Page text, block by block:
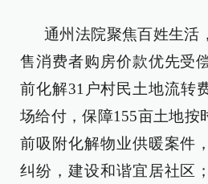
通州法院聚焦百姓生活
售消费者购房价款优先受
前化解31户村民土地流转
场给付，保障155亩土地按
前吸附化解物业供暖案件
纠纷，建设和谐宜居社区